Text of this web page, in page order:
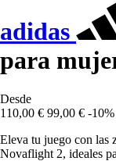
adidas
para
Desde
110,00 € 99,00 € -10%
Eleva tu juego con las
Novaflight 2, ideales